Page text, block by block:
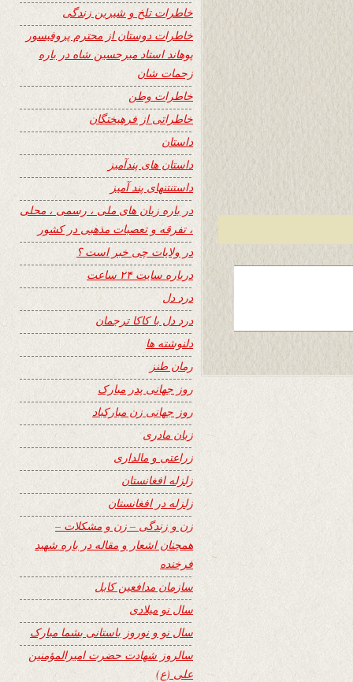
خاطرات تلخ و شیرین زندگی
خاطرات دوستان از محترم پروفیسور
پوهاند استاد میرحسین شاه در باره
زحمات شان
خاطرات وطن
خاطراتی از فرهیختگان
داستان
داستان های پندآمیز
داستنتنهای پند آمیز
در باره زبان های ملی ، رسمی ، محلی
، تفرقه و تعصبات مذهبی در کشور
در ولایات چی خبر است ؟
درباره سایت ۲۴ ساعت
درد دل
درد دل با کاکا ترجمان
دلنوشته ها
رمان طنز
روز جهانی پدر مبارک
روز جهانی زن مبارکباد
زبان مادری
زراعتی و مالداری
زلزله افغانستان
زلزله در افغانستان
زن و زندگی – زن و مشکلات –
همچنان اشعار و مقاله در باره شهید
فرخنده
سازمان مدافعین کابل
سال نو میلادی
سال نو و نوروز باستانی بشما مبارک
سالروز شهادت حضرت امیرالمؤمنین
علی (ع)